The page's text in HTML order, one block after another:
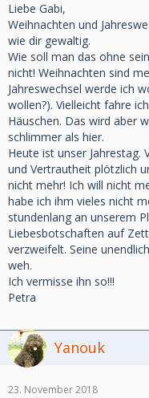
Liebe Gabi,
Weihnachten und
wie dir gewaltig.
Wie soll man das ohne
nicht! Weihnachten sind
Jahreswechsel werde ich
wollen?). Vielleicht fahre
Häuschen. Das wird aber
schlimmer als hier.
Heute ist unser Jahrestag.
und Vertrautheit plötzlich
nicht mehr! Ich will nicht
habe ich ihm vieles nicht
stundenlang an unserem
Liebesbotschaften auf
verzweifelt. Seine
weh.
Ich vermisse ihn so!!!
Petra
Yanouk
23. November 2018